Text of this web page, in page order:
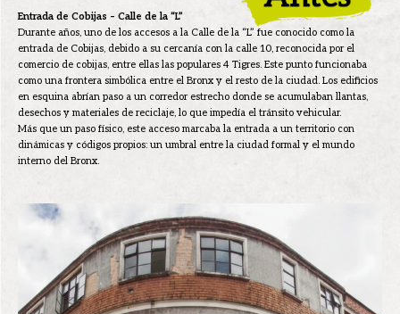
Entrada de Cobijas – Calle de la “L”
Durante años, uno de los accesos a la Calle de la “L” fue conocido como la
entrada de Cobijas, debido a su cercanía con la calle 10, reconocida por el
comercio de cobijas, entre ellas las populares 4 Tigres. Este punto funcionaba
como una frontera simbólica entre el Bronx y el resto de la ciudad. Los edificios
en esquina abrían paso a un corredor estrecho donde se acumulaban llantas,
desechos y materiales de reciclaje, lo que impedía el tránsito vehicular.
Más que un paso físico, este acceso marcaba la entrada a un territorio con
dinámicas y códigos propios: un umbral entre la ciudad formal y el mundo
interno del Bronx.